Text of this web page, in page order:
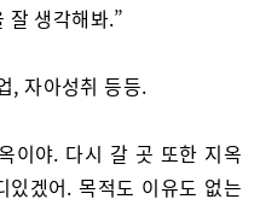
잘 생각해봐.”
, 자아성취 등등.
이야. 다시 갈 곳 또한 지옥
있겠어. 목적도 이유도 없는